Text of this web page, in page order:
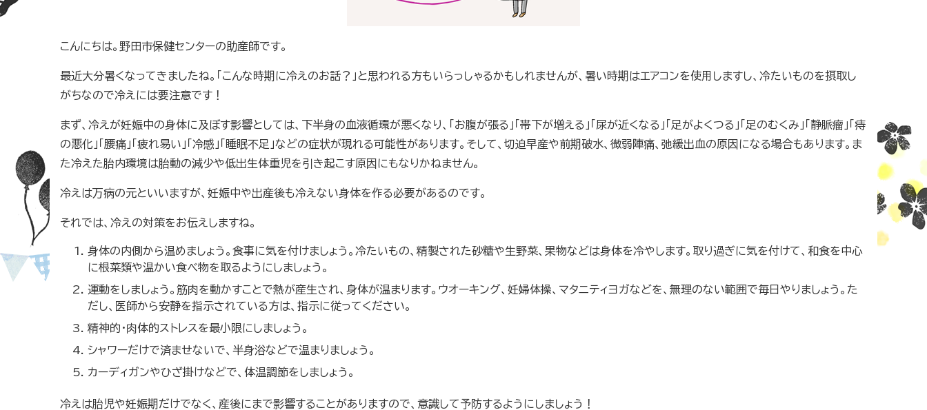
こんにちは。野田市保健センターの助産師です。
最近大分暑くなってきましたね。「こんな時期に冷えのお話？」と思われる方もいらっしゃるかもしれませんが、暑い時期はエアコンを使用しますし、冷たいものを摂取し
がちなので冷えには要注意です！
まず、冷えが妊娠中の身体に及ぼす影響としては、下半身の血液循環が悪くなり、「お腹が張る」「帯下が増える」「尿が近くなる」「足がよくつる」「足のむくみ」「静脈瘤」「痔
の悪化」「腰痛」「疲れ易い」「冷感」「睡眠不足」などの症状が現れる可能性があります。そして、切迫早産や前期破水、微弱陣痛、弛緩出血の原因になる場合もあります。ま
た冷えた胎内環境は胎動の減少や低出生体重児を引き起こす原因にもなりかねません。
冷えは万病の元といいますが、妊娠中や出産後も冷えない身体を作る必要があるのです。
それでは、冷えの対策をお伝えしますね。
身体の内側から温めましょう。食事に気を付けましょう。冷たいもの、精製された砂糖や生野菜、果物などは身体を冷やします。取り過ぎに気を付けて、和食を中心
に根菜類や温かい食べ物を取るようにしましょう。
運動をしましょう。筋肉を動かすことで熱が産生され、身体が温まります。ウオーキング、妊婦体操、マタニティヨガなどを、無理のない範囲で毎日やりましょう。た
だし、医師から安静を指示されている方は、指示に従ってください。
精神的・肉体的ストレスを最小限にしましょう。
シャワーだけで済ませないで、半身浴などで温まりましょう。
カーディガンやひざ掛けなどで、体温調節をしましょう。
冷えは胎児や妊娠期だけでなく、産後にまで影響することがありますので、意識して予防するようにしましょう！